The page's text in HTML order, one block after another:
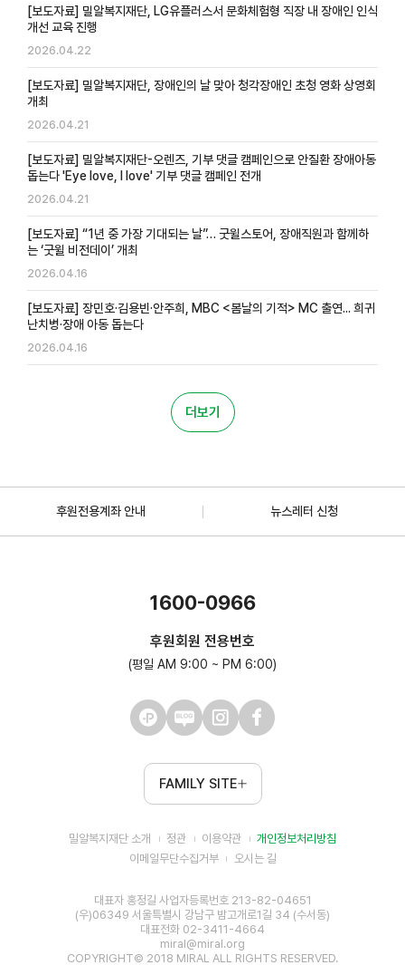
[보도자료] 밀알복지재단, LG유플러스서 문화체험형 직장 내 장애인 인식
개선 교육 진행
2026.04.22
[보도자료] 밀알복지재단, 장애인의 날 맞아 청각장애인 초청 영화 상영회
개최
2026.04.21
[보도자료] 밀알복지재단-오렌즈, 기부 댓글 캠페인으로 안질환 장애아동
돕는다 'Eye love, I love' 기부 댓글 캠페인 전개
2026.04.21
[보도자료] “1년 중 가장 기대되는 날”… 굿윌스토어, 장애직원과 함께하
는 ‘굿윌 비전데이’ 개최
2026.04.16
[보도자료] 장민호·김용빈·안주희, MBC <봄날의 기적> MC 출연... 희귀
난치병·장애 아동 돕는다
2026.04.16
더보기
후원전용계좌 안내 뉴스레터 신청
1600-0966
후원회원 전용번호
(평일 AM 9:00 ~ PM 6:00)
FAMILY SITE
밀알복지재단 소개 정관 이용약관
개인정보처리방침
이메일무단수집거부
오시는 길
대표자 홍정길 사업자등록번호 213-82-04651
(우)06349 서울특별시 강남구 밤고개로1길 34 (수서동)
대표전화 02-3411-4664
miral@miral.org
COPYRIGHT© 2018 MIRAL ALL RIGHTS RESERVED.